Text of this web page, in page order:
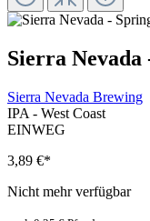
Sierra Nevada
Sierra Nevada Brewing
IPA - West Coast
EINWEG
3,89 €*
Nicht mehr verfügbar